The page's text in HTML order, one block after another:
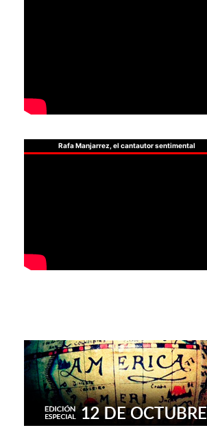
Rafa Manjarrez, el cantautor sentimental